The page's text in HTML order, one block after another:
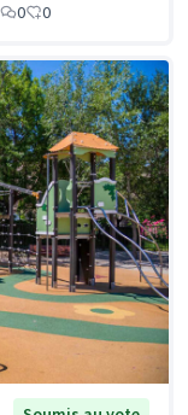
0 0